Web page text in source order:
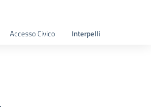
Accesso Civico Interpelli